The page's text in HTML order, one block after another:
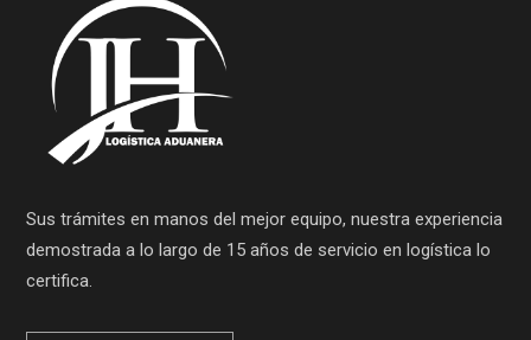
Sus trámites en manos del mejor equipo, nuestra experiencia
demostrada a lo largo de 15 años de servicio en logística lo
certifica.